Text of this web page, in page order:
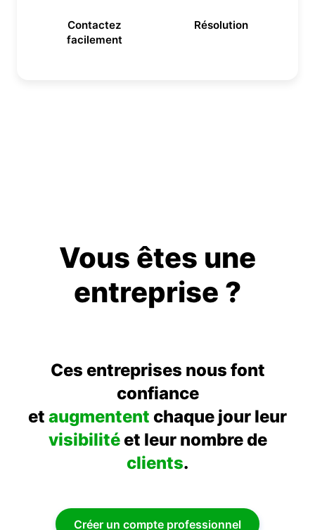
Contactez
facilement
Résolution
Vous êtes une
entreprise ?
Ces entreprises nous font
confiance
et augmentent chaque jour leur
visibilitéet leur nombre de
clients.
Créer un compte professionnel